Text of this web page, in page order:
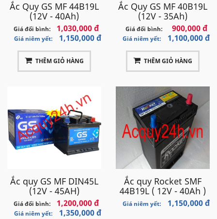
Ắc Quy GS MF 44B19L
(12V - 40Ah)
Giá đổi bình: 1,030,000 đ
Giá niêm yết: 1,150,000 đ
THÊM GIỎ HÀNG
Ắc Quy GS MF 40B19L
(12V - 35Ah)
Giá đổi bình: 900,000 đ
Giá niêm yết: 1,100,000 đ
THÊM GIỎ HÀNG
Ắc quy GS MF DIN45L
(12V - 45AH)
Giá đổi bình: 1,200,000 đ
Giá niêm yết: 1,350,000 đ
Ắc quy Rocket SMF
44B19L ( 12V - 40Ah )
Giá niêm yết: 1,150,000 đ